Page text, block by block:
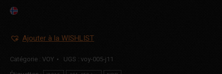
Ajouter à la WISHLIST
Catégorie : VOY UGS : voy-005-j11